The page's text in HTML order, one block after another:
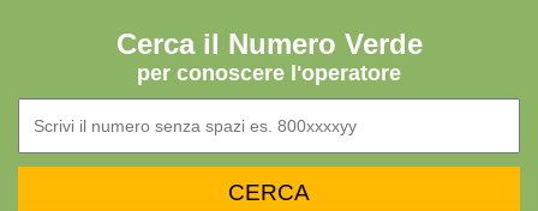
Cerca il Numero Verde
per conoscere l'operatore